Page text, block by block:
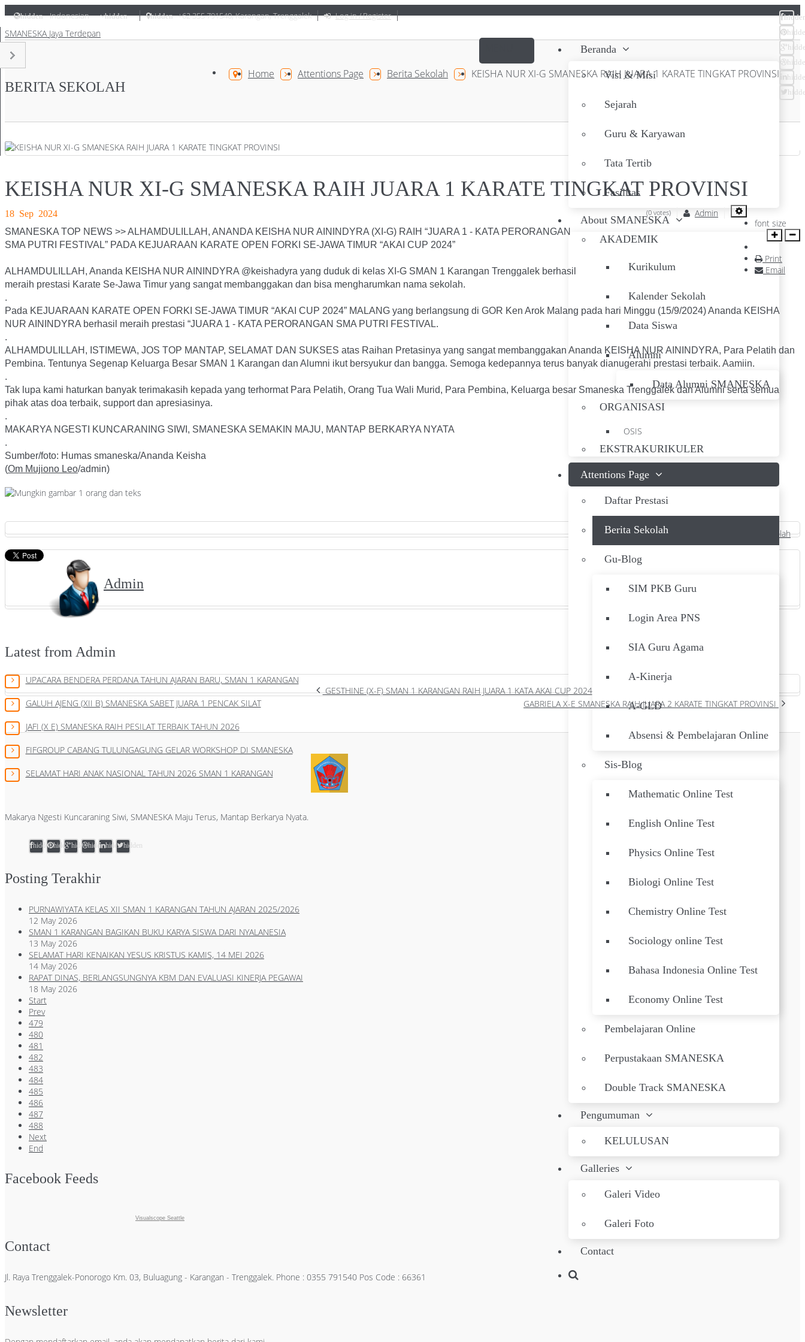
hidden Indonesian hidden hidden +62 355 791540,Karangan, Trenggalek Log in / Register
SMANESKA Jaya Terdepan
Beranda
Visi & Misi
Sejarah
Guru & Karyawan
Tata Tertib
Fasilitas
About SMANESKA
AKADEMIK
Kurikulum
Kalender Sekolah
Data Siswa
Alumni
Data Alumni SMANESKA
ORGANISASI
OSIS
EKSTRAKURIKULER
Attentions Page
Daftar Prestasi
Berita Sekolah
Gu-Blog
SIM PKB Guru
Login Area PNS
SIA Guru Agama
A-Kinerja
A-GLD
Absensi & Pembelajaran Online
Sis-Blog
Mathematic Online Test
English Online Test
Physics Online Test
Biologi Online Test
Chemistry Online Test
Sociology online Test
Bahasa Indonesia Online Test
Economy Online Test
Pembelajaran Online
Perpustakaan SMANESKA
Double Track SMANESKA
Pengumuman
KELULUSAN
Galleries
Galeri Video
Galeri Foto
Contact
Home Attentions Page Berita Sekolah KEISHA NUR XI-G SMANESKA RAIH JUARA 1 KARATE TINGKAT PROVINSI
BERITA SEKOLAH
KEISHA NUR XI-G SMANESKA RAIH JUARA 1 KARATE TINGKAT PROVINSI
18 Sep 2024
font size
Print
Email
Admin
(0 votes)
SMANESKA TOP NEWS >> ALHAMDULILLAH, ANANDA KEISHA NUR AININDYRA (XI-G) RAIH “JUARA 1 - KATA PERORANGAN
SMA PUTRI FESTIVAL” PADA KEJUARAAN KARATE OPEN FORKI SE-JAWA TIMUR “AKAI CUP 2024”
ALHAMDULILLAH, Ananda KEISHA NUR AININDYRA @keishadyra yang duduk di kelas XI-G SMAN 1 Karangan Trenggalek berhasil
meraih prestasi Karate Se-Jawa Timur yang sangat membanggakan dan bisa mengharumkan nama sekolah.
.
Pada KEJUARAAN KARATE OPEN FORKI SE-JAWA TIMUR “AKAI CUP 2024” MALANG yang berlangsung di GOR Ken Arok Malang pada hari Minggu (15/9/2024) Ananda KEISHA
NUR AININDYRA berhasil meraih prestasi “JUARA 1 - KATA PERORANGAN SMA PUTRI FESTIVAL.
.
ALHAMDULILLAH, ISTIMEWA, JOS TOP MANTAP, SELAMAT DAN SUKSES atas Raihan Pretasinya yang sangat membanggakan Ananda KEISHA NUR AININDYRA, Para Pelatih dan
Pembina. Tentunya Segenap Keluarga Besar SMAN 1 Karangan dan Alumni ikut bersyukur dan bangga. Semoga kedepannya terus banyak dianugerahi prestasi terbaik. Aamiin.
.
Tak lupa kami haturkan banyak terimakasih kepada yang terhormat Para Pelatih, Orang Tua Wali Murid, Para Pembina, Keluarga besar Smaneska Trenggalek dan Alumni serta semua
pihak atas doa terbaik, support dan apresiasinya.
.
MAKARYA NGESTI KUNCARANING SIWI, SMANESKA SEMAKIN MAJU, MANTAP BERKARYA NYATA
.
Sumber/foto: Humas smaneska/Ananda Keisha
(Om Mujiono Leo/admin)
19239, 24 Sep 2024 , Berita Sekolah
Admin
Latest from Admin
UPACARA BENDERA PERDANA TAHUN AJARAN BARU, SMAN 1 KARANGAN
GALUH AJENG (XII B) SMANESKA SABET JUARA 1 PENCAK SILAT
JAFI (X E) SMANESKA RAIH PESILAT TERBAIK TAHUN 2026
FIFGROUP CABANG TULUNGAGUNG GELAR WORKSHOP DI SMANESKA
SELAMAT HARI ANAK NASIONAL TAHUN 2026 SMAN 1 KARANGAN
GESTHINE (X-F) SMAN 1 KARANGAN RAIH JUARA 1 KATA AKAI CUP 2024
GABRIELA X-E SMANESKA RAIH JUARA 2 KARATE TINGKAT PROVINSI
Makarya Ngesti Kuncaraning Siwi, SMANESKA Maju Terus, Mantap Berkarya Nyata.
hiddenhiddenhiddenhiddenhiddenhidden
Posting Terakhir
PURNAWIYATA KELAS XII SMAN 1 KARANGAN TAHUN AJARAN 2025/2026
12 May 2026
SMAN 1 KARANGAN BAGIKAN BUKU KARYA SISWA DARI NYALANESIA
13 May 2026
SELAMAT HARI KENAIKAN YESUS KRISTUS KAMIS, 14 MEI 2026
14 May 2026
RAPAT DINAS, BERLANGSUNGNYA KBM DAN EVALUASI KINERJA PEGAWAI
18 May 2026
Start
Prev
479
480
481
482
483
484
485
486
487
488
Next
End
Facebook Feeds
Visualscope Seattle
Contact
Jl. Raya Trenggalek-Ponorogo Km. 03, Buluagung - Karangan - Trenggalek. Phone : 0355 791540 Pos Code : 66361
Newsletter